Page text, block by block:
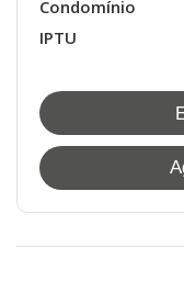
Condomínio
IPTU